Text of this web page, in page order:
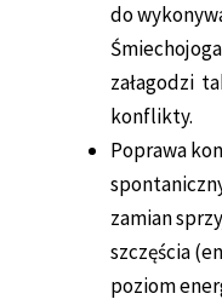
do
załagodzi
konflikty.
Poprawa
zamian
szczęścia
poziom